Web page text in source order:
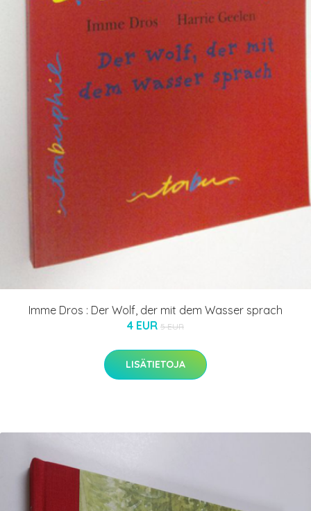
Imme Dros : Der Wolf, der mit dem Wasser sprach
4 EUR 5 EUR
LISÄTIETOJA